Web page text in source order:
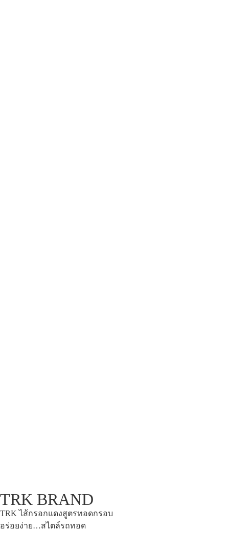
TRK BRAND
TRK ไส้กรอกแดงสูตรทอดกรอบ
อร่อยง่าย…สไตล์รถทอด